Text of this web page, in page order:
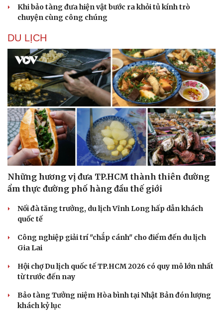
Văn hóa
Sân khấu - Điện ảnh
Âm nhạc
Di sản
Giải trí
Sao Việt
Khi bảo tàng đưa hiện vật bước ra khỏi tủ kính trò
chuyện cùng công chúng
DU LỊCH
Những hương vị đưa TP.HCM thành thiên đường
ẩm thực đường phố hàng đầu thế giới
Nối đà tăng trưởng, du lịch Vĩnh Long hấp dẫn khách
quốc tế
Công nghiệp giải trí "chắp cánh" cho điểm đến du lịch
Gia Lai
Hội chợ Du lịch quốc tế TP.HCM 2026 có quy mô lớn nhất
từ trước đến nay
Bảo tàng Tưởng niệm Hòa bình tại Nhật Bản đón lượng
khách kỷ lục